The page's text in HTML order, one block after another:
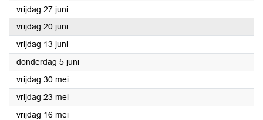
vrijdag 27 juni2025
vrijdag 20 juni2025
vrijdag 13 juni2025
donderdag 5 juni2025
vrijdag 30 mei2025
vrijdag 23 mei2025
vrijdag 16 mei2025